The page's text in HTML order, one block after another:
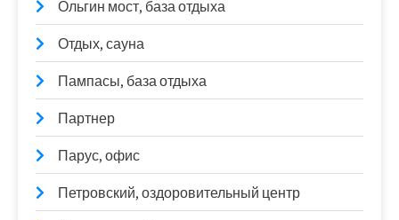
Ольгин мост, база отдыха
Отдых, сауна
Пампасы, база отдыха
Партнер
Парус, офис
Петровский, оздоровительный центр